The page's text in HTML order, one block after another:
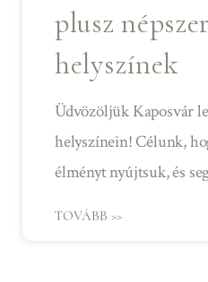
plusz
helyszínek
Üdvözöljük Kaposvár
helyszínein! Célunk,
élményt nyújtsuk, és
TOVÁBB >>